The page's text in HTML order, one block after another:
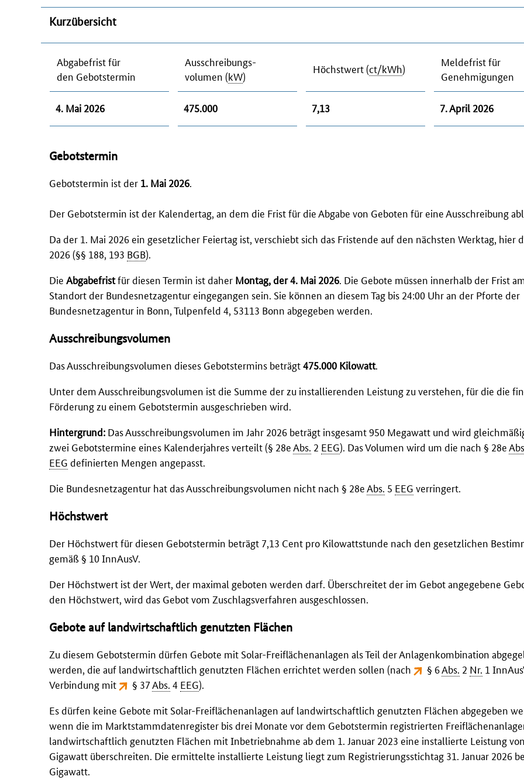
Kurzübersicht
Abgabefrist für
den Gebotstermin
Ausschreibungs-
volumen (kW)
Höchstwert (ct/kWh)
Meldefrist für
Genehmigungen
4. Mai 2026 475.000 7,13 7. April 2026
Gebotstermin
Gebotstermin ist der 1. Mai 2026.
Der Gebotstermin ist der Kalendertag, an dem die Frist für die Abgabe von Geboten für eine Ausschreibung
Da der 1. Mai 2026 ein gesetzlicher Feiertag ist, verschiebt sich das Fristende auf den nächsten Werktag, hier
2026 (§§ 188, 193 BGB).
Die Abgabefristfür diesen Termin ist daher Montag, der 4. Mai 2026. Die Gebote müssen innerhalb der Frist
Standort der Bundesnetzagentur eingegangen sein. Sie können an diesem Tag bis 24:00 Uhr an der Pforte der
Bundesnetzagentur in Bonn, Tulpenfeld 4, 53113 Bonn abgegeben werden.
Ausschreibungsvolumen
Das Ausschreibungsvolumen dieses Gebotstermins beträgt475.000 Kilowatt.
Unter dem Ausschreibungsvolumen ist die Summe der zu installierenden Leistung zu verstehen, für die die
Förderung zu einem Gebotstermin ausgeschrieben wird.
Hintergrund: Das Ausschreibungsvolumen im Jahr 2026 beträgt insgesamt 950 Megawatt und wird
zwei Gebotstermine eines Kalenderjahres verteilt (§ 28eAbs. 2 EEG). Das Volumen wird um die nach § 28e
EEG definierten Mengen angepasst.
Die Bundesnetzagentur hat das Ausschreibungsvolumen nicht nach § 28eAbs. 5 EEG verringert.
Höchstwert
Der Höchstwert für diesen Gebotstermin beträgt 7,13 Cent pro Kilowattstunde nach den gesetzlichen
gemäß § 10 InnAusV.
Der Höchstwert ist der Wert, der maximal geboten werden darf. Überschreitet der im Gebot angegebene
den Höchstwert, wird das Gebot vom Zuschlagsverfahren ausgeschlossen.
Gebote auf landwirtschaftlich genutzten Flächen
Zu diesem Gebotstermin dürfen Gebote mit Solar-Freiflächenanlagen als Teil der Anlagenkombination
werden, die auf landwirtschaftlich genutzten Flächen errichtet werden sollen (nach
§ 6Abs. 2 Nr. 1
Verbindung mit
§ 37Abs. 4 EEG).
Es dürfen keine Gebote mit Solar-Freiflächenanlagen auf landwirtschaftlich genutzten Flächen abgegeben
wenn die im Marktstammdatenregister bis drei Monate vor dem Gebotstermin registrierten
landwirtschaftlich genutzten Flächen mit Inbetriebnahme ab dem 1. Januar 2023 eine installierte Leistung
Gigawatt überschreiten. Die ermittelte installierte Leistung liegt zum Registrierungsstichtag 31. Januar 2026
Gigawatt.